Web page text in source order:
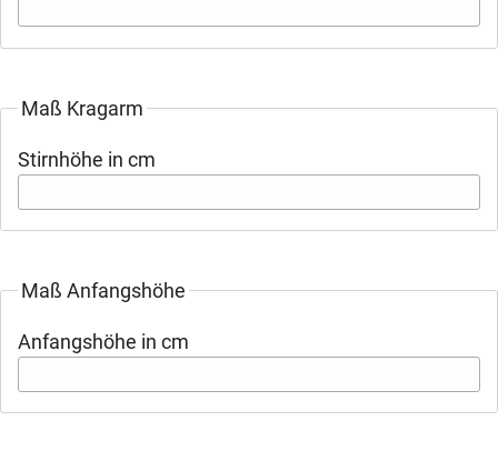
Maß Kragarm
Stirnhöhe in cm
Maß Anfangshöhe
Anfangshöhe in cm